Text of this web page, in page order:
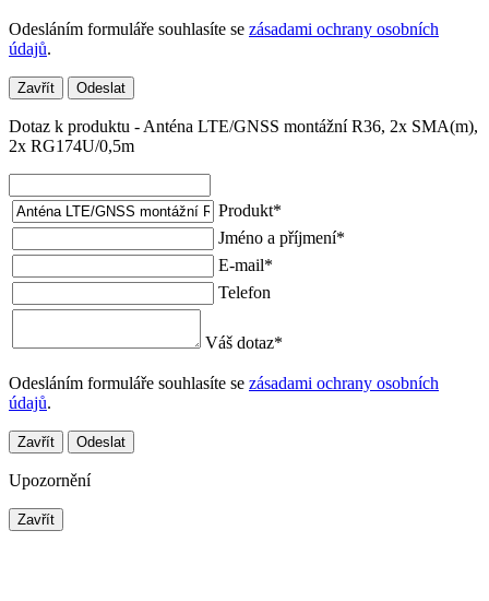
Odesláním formuláře souhlasíte se zásadami ochrany osobních
údajů.
Zavřít Odeslat
Dotaz k produktu - Anténa LTE/GNSS montážní R36, 2x SMA(m),
2x RG174U/0,5m
Produkt*
Jméno a příjmení*
E-mail*
Telefon
Váš dotaz*
Odesláním formuláře souhlasíte se zásadami ochrany osobních
údajů.
Zavřít Odeslat
Upozornění
Zavřít